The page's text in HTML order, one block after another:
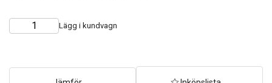
Choose
Quantity Lägg i kundvagn